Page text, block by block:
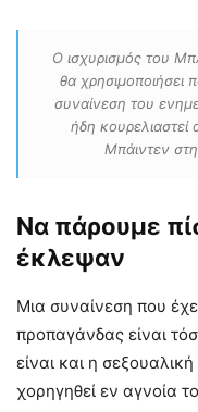
Ο ισχυρισμός του
θα χρησιμοποιήσει
συναίνεση του
ήδη
Μπάιντεν
Να πάρουμε
έκλεψαν
Μια συναίνεση που
προπαγάνδας είναι
είναι και η
χορηγηθεί εν αγνοία